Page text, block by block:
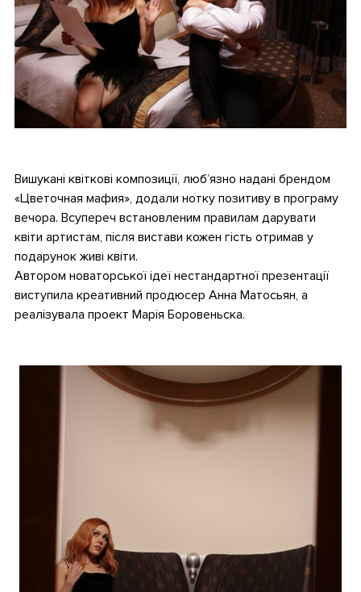
Вишукані квіткові композиції, люб’язно надані брендом
«Цветочная мафия», додали нотку позитиву в програму
вечора. Всупереч встановленим правилам дарувати
квіти артистам, після вистави кожен гість отримав у
подарунок живі квіти.
Автором новаторської ідеї нестандартної презентації
виступила креативний продюсер Анна Матосьян, а
реалізувала проект Марія Боровеньска.